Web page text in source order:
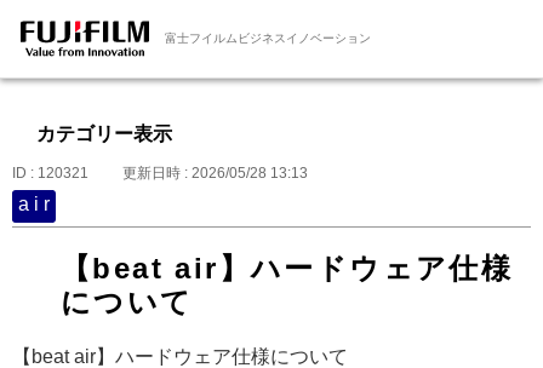
富士フイルムビジネスイノベーション
カテゴリー表示
ID : 120321 更新日時 : 2026/05/28 13:13
a i r
【beat air】ハードウェア仕様
について
【beat air】ハードウェア仕様について